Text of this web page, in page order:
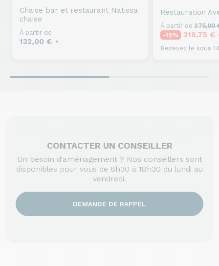
Chaise bar et restaurant Natissa
chaise
À partir de
132,00 € HT
Restauration
À partir de 375,00
-15%
318,75 €
Recevez le sous
CONTACTER UN CONSEILLER
Un besoin d'aménagement ? Nos conseillers sont
disponibles pour vous de 8h30 à 18h30 du lundi au
vendredi.
DEMANDE DE RAPPEL